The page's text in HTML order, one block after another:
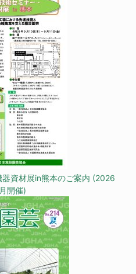
資材展in熊本のご案内 (2026
開催)